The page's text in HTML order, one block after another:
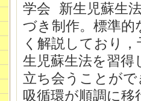
学会 新生児蘇生
づき制作。標準
く解説しており
生児蘇生法を習
立ち会うことが
吸循環が順調に